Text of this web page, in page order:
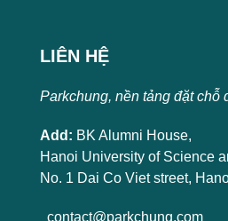
LIÊN HỆ
Parkchung, nền tảng đặt chỗ
Add: BK Alumni House,
Hanoi University of Science
No. 1 Dai Co Viet street,
contact@parkchung.com